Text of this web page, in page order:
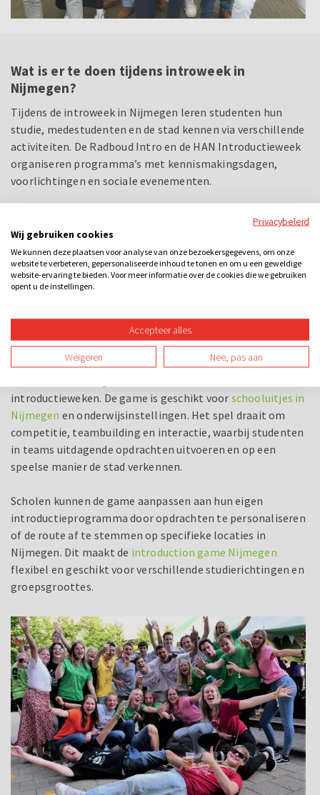
Wat is er te doen tijdens introweek in
Nijmegen?
Tijdens de introweek in Nijmegen leren studenten hun
studie, medestudenten en de stad kennen via verschillende
activiteiten. De Radboud Intro en de HAN Introductieweek
organiseren programma’s met kennismakingsdagen,
voorlichtingen en sociale evenementen.
Studenten verkennen de stad met rondleidingen en
kroegentochten en maken kennis met het studentenleven
via activiteiten van studieverenigingen en
studentenverenigingen. Daarnaast vinden er feesten,
sportactiviteiten en informele bijeenkomsten plaats om
Introduction Game
De Introduction game van Doe Nederland is een
introductieweken. De game is geschikt voor schooluitjes in
Nijmegen en onderwijsinstellingen. Het spel draait om
competitie, teambuilding en interactie, waarbij studenten
in teams uitdagende opdrachten uitvoeren en op een
speelse manier de stad verkennen.
Scholen kunnen de game aanpassen aan hun eigen
introductieprogramma door opdrachten te personaliseren
of de route af te stemmen op specifieke locaties in
Nijmegen. Dit maakt de introduction game Nijmegen
flexibel en geschikt voor verschillende studierichtingen en
groepsgroottes.
Privacybeleid
Wij gebruiken cookies
We kunnen deze plaatsen voor analyse van onze bezoekersgegevens, om onze
website te verbeteren, gepersonaliseerde inhoud te tonen en om u een geweldige
website-ervaring te bieden. Voor meer informatie over de cookies die we gebruiken
opent u de instellingen.
Accepteer alles
Weigeren Nee, pas aan